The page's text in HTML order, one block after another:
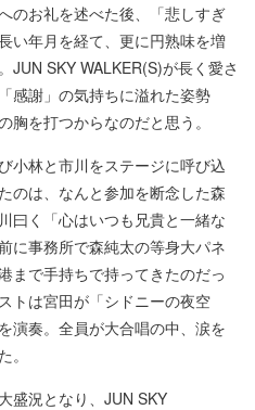
のお礼を述べた後、「悲しすぎ
い年月を経て、更に円熟味を増
JUN SKY WALKER(S)が長く愛さ
感謝」の気持ちに溢れた姿勢
を打つからなのだと思う。
小林と市川をステージに呼び込
のは、なんと参加を断念した森
曰く「心はいつも兄貴と一緒な
に事務所で森純太の等身大パネ
まで手持ちで持ってきたのだっ
トは宮田が「シドニーの夜空
演奏。全員が大合唱の中、涙を
盛況となり、JUN SKY